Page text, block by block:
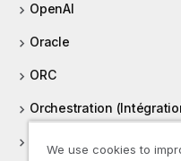
OpenAI
Oracle
ORC
Orchestration
We use cookies to